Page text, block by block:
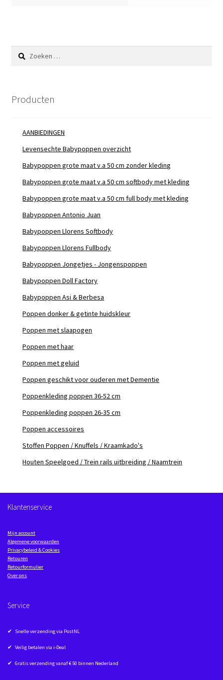
Zoeken
naar:
Producten
AANBIEDINGEN
Levensechte Babypoppen overzicht
Babypoppen grote maat v.a 50 cm zonder kleding
Babypoppen grote maat v.a 50 cm softbody met kleding
Babypoppen grote maat v.a 50 cm full body met kleding
Babypoppen Antonio Juan
Babypoppen Llorens Softbody
Babypoppen Llorens Fullbody
Babypoppen Jongetjes - Jongenspoppen
Babypoppen Doll Factory
Babypoppen Asi & Berbesa
Poppen donker & getinte huidskleur
Poppen met slaapogen
Poppen met haar
Poppen met geluid
Poppen geschikt voor ouderen met Dementie
Poppenkleding poppen 36-52 cm
Poppenkleding poppen 26-35 cm
Poppen accessoires
Stoffen Poppen / Knuffels / Kraamkado's
Houten Speelgoed / Trein rails uitbreiding / Naamtrein
Klantenservice
Mijn account
Algemene voorwaarden
Privacybeleid & Cookies
Retouren
Retourformulier
Over ons
Service
✔ Snelle verzending via PostNL
✔ Veilig betalen via i-Deal
✔ Gratis verzending vanaf € 50 binnen Nederland